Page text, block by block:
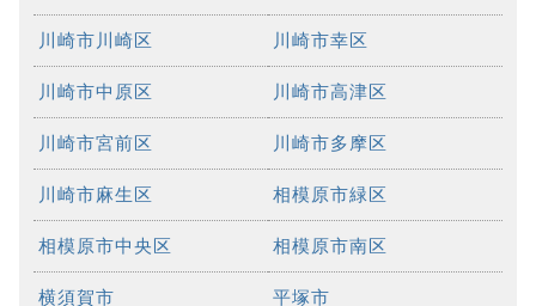
川崎市川崎区 川崎市幸区
川崎市中原区 川崎市高津区
川崎市宮前区 川崎市多摩区
川崎市麻生区 相模原市緑区
相模原市中央区 相模原市南区
横須賀市 平塚市